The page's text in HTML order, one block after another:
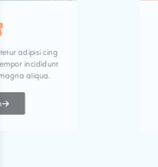
adipisi cing
incididunt
aliqua.